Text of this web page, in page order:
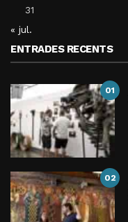
31
« jul.
ENTRADES RECENTS
01
02